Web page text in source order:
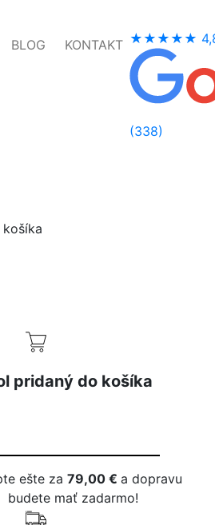
BLOG KONTAKT ★★★★★
(338)
pridaný do košíka
ešte za79,00 €a dopravu
budete mať zadarmo!